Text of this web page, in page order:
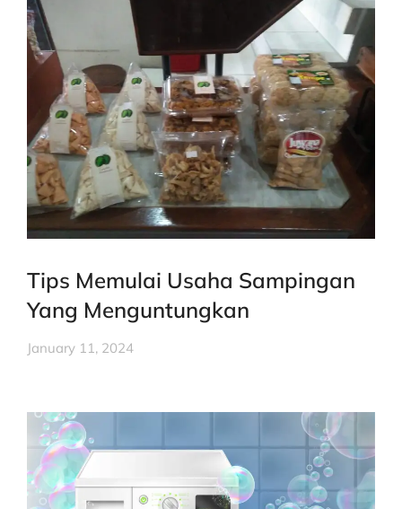
Tips Memulai Usaha Sampingan
Yang Menguntungkan
January 11, 2024